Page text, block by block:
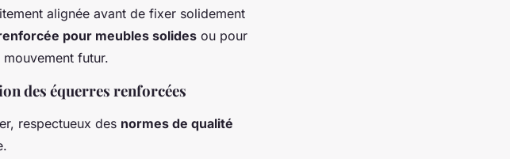
alignée avant de fixer solidement
pour meubles solides ou pour
futur.
des équerres renforcées
respectueux des normes de qualité